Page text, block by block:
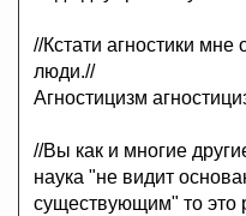
//Кстати агностики
люди.//
Агностицизм
//Вы как и многие
наука "не видит
существующим" то это